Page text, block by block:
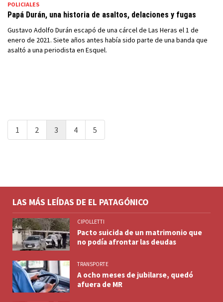
POLICIALES
Papá Durán, una historia de asaltos, delaciones y fugas
Gustavo Adolfo Durán escapó de una cárcel de Las Heras el 1 de
enero de 2021. Siete años antes había sido parte de una banda que
asaltó a una periodista en Esquel.
1 2 3 4 5
LAS MÁS LEÍDAS DE EL PATAGÓNICO
CIPOLLETTI
Pacto suicida de un matrimonio que
no podía afrontar las deudas
TRANSPORTE
A ocho meses de jubilarse, quedó
afuera de MR